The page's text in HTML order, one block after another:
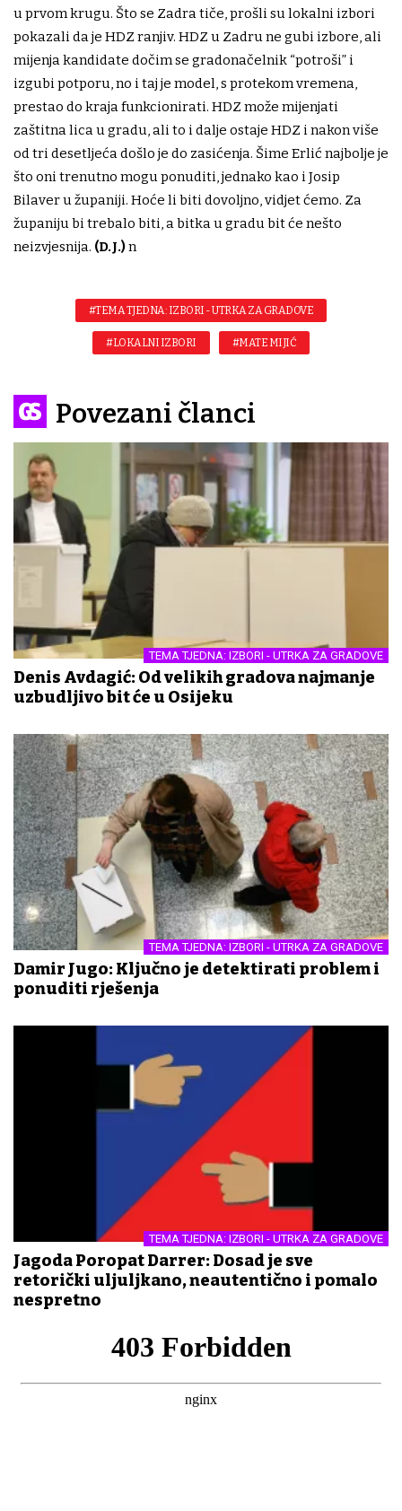
u prvom krugu. Što se Zadra tiče, prošli su lokalni izbori
pokazali da je HDZ ranjiv. HDZ u Zadru ne gubi izbore, ali
mijenja kandidate dočim se gradonačelnik “potroši” i
izgubi potporu, no i taj je model, s protekom vremena,
prestao do kraja funkcionirati. HDZ može mijenjati
zaštitna lica u gradu, ali to i dalje ostaje HDZ i nakon više
od tri desetljeća došlo je do zasićenja. Šime Erlić najbolje je
što oni trenutno mogu ponuditi, jednako kao i Josip
Bilaver u županiji. Hoće li biti dovoljno, vidjet ćemo. Za
županiju bi trebalo biti, a bitka u gradu bit će nešto
neizvjesnija. (D.J.)n
#TEMA TJEDNA: IZBORI - UTRKA ZA GRADOVE
#LOKALNI IZBORI #MATE MIJIĆ
Povezani članci
TEMA TJEDNA: IZBORI - UTRKA ZA GRADOVE
Denis Avdagić: Od velikih gradova najmanje
uzbudljivo bit će u Osijeku
TEMA TJEDNA: IZBORI - UTRKA ZA GRADOVE
Damir Jugo: Ključno je detektirati problem i
ponuditi rješenja
TEMA TJEDNA: IZBORI - UTRKA ZA GRADOVE
Jagoda Poropat Darrer: Dosad je sve
retorički uljuljkano, neautentično i pomalo
nespretno